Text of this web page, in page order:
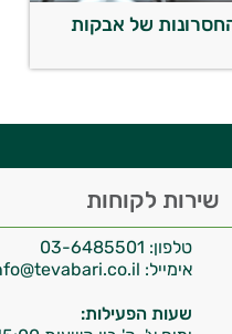
של אבקות
שירות לקוחות
טלפון: 03-6485501
אימייל:
שעות הפעילות:
מידע קליניים
הטבעית